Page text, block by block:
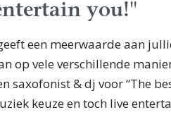
you!"
een meerwaarde aan
op vele verschillende
saxofonist & dj voor “The
keuze en toch live